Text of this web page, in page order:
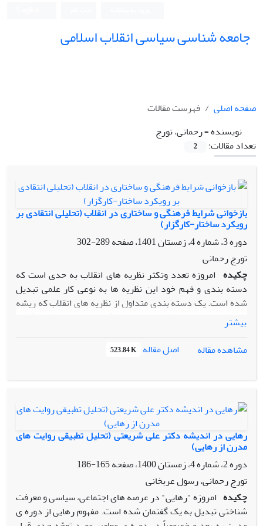
جامعه شناسی سیاسی انقلاب اسلامی
صفحه اصلی
فهرست مقالات
نویسنده =رحمانی، تورج
تعداد مقالات:
2
بازخوانی شرایط فرهنگی و ساختاری در انقلاب (تحلیلی انتقادی بر
رویکرد ساختار-کارگزار)
دوره 3، شماره 4، زمستان 1401، صفحه
289-302
تورج رحمانی
چکیده امروزه تعدد وتکثر نظریه های انقلاب به حدی است که
دسته بندی و فهم خود این نظریه ها به نوعی کار علمی تبدیل
شده است. یک دسته بندی متداول از نظریه های انقلاب که ریشه
در نظریه های جامعه شناختی دارد دوگانه‌ی ساختاری-فرهنگی یا
ساختار-کارگزار است. در این دسته بندی نظریه های انقلاب یا با
رویکرد ساختاری به تبیین انقلاب می پردازند یا با رویکرد
فرهنگی و کارگزاری. حول این دوگانه و اعتبار آن مباحث گسترده
انقلاب ها ساخته می شوند قرار داده و از رهگذر برقراری این
ارتباط به تعیین جایگاه هر یک از دو رویکرد فرهنگی و ساختاری و
سپس بازتعریف موقعیت دو گزاره مذکور می پردازد. به عبارتی از
برقراری عامدانه چنین ارتباطی به عنوان یک روش سود می جوید
تا به درک روشن تری از آن دست یابد.
بیشتر
مشاهده مقاله
اصل مقاله 523.84 K
رهایی در اندیشه دکتر علی شریعتی (تحلیل تطبیقی روایت های
مدرن از رهایی)
دوره 2، شماره 4، زمستان 1400، صفحه
165-186
تورج رحمانی، رسول عربخانی
چکیده امروزه "رهایی" در عرصه های اجتماعی، سیاسی و معرفت
شناختی تبدیل به یک گفتمان شده است. مفهوم رهایی از دوره ی